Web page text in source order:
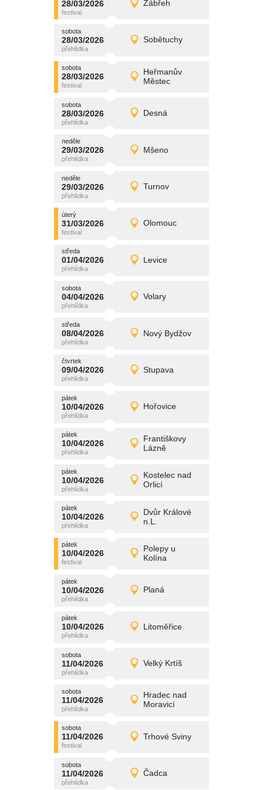
28/03/2026 Zábřeh
sobota
28/03/2026 Detail
sobota
28/03/2026 Sobětuchy
sobota
28/03/2026 Detail
promítání
sobota
28/03/2026
Heřmanův
Městec
sobota
28/03/2026 Detail
promítání
sobota
28/03/2026 Desná
sobota
28/03/2026 Detail
promítání
neděle
29/03/2026 Mšeno
neděle
29/03/2026 Detail
promítání
neděle
29/03/2026 Turnov
neděle
29/03/2026 Detail
promítání
úterý
31/03/2026 Olomouc
úterý
31/03/2026 Detail
promítání
středa
01/04/2026 Levice
středa
01/04/2026 Detail
promítání
sobota
04/04/2026 Volary
sobota
04/04/2026 Detail
promítání
středa
08/04/2026 Nový Bydžov
středa
08/04/2026 Detail
promítání
čtvrtek
09/04/2026 Stupava
čtvrtek
09/04/2026 Detail
promítání
pátek
10/04/2026 Hořovice
pátek
10/04/2026 Detail
promítání
pátek
10/04/2026
Františkovy
Lázně
pátek
10/04/2026 Detail
promítání
pátek
10/04/2026
Kostelec nad
Orlicí
pátek
10/04/2026 Detail
promítání
pátek
10/04/2026
Dvůr Králové
n.L.
pátek
10/04/2026 Detail
promítání
pátek
10/04/2026
Polepy u
Kolína
pátek
10/04/2026 Detail
promítání
pátek
10/04/2026 Planá
pátek
10/04/2026 Detail
promítání
pátek
10/04/2026 Litoměřice
pátek
10/04/2026 Detail
promítání
sobota
11/04/2026 Velký Krtíš
sobota
11/04/2026 Detail
promítání
sobota
11/04/2026
Hradec nad
Moravicí
sobota
11/04/2026 Detail
promítání
sobota
11/04/2026 Trhové Sviny
sobota
11/04/2026 Detail
promítání
sobota
11/04/2026 Čadca
sobota
11/04/2026 Detail
promítání